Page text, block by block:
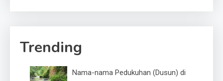
Trending
Nama-nama Pedukuhan (Dusun) di